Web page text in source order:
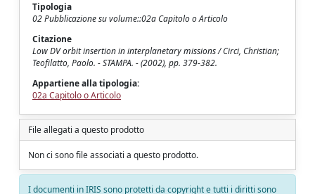
Tipologia
02 Pubblicazione su volume::02a Capitolo o Articolo
Citazione
Low DV orbit insertion in interplanetary missions / Circi, Christian;
Teofilatto, Paolo. - STAMPA. - (2002), pp. 379-382.
Appartiene alla tipologia:
02a Capitolo o Articolo
File allegati a questo prodotto
Non ci sono file associati a questo prodotto.
I documenti in IRIS sono protetti da copyright e tutti i diritti sono